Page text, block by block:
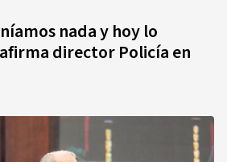
nada y hoy lo
director Policía en